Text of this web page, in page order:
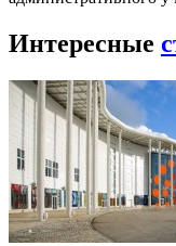
Интересные